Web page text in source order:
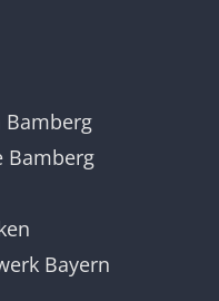
Bamberg
Bamberg
Bayern